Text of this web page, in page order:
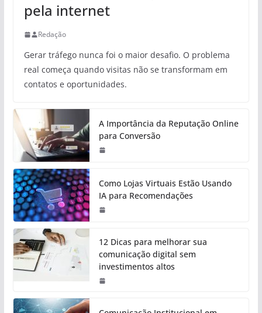
pela internet
Redação
Gerar tráfego nunca foi o maior desafio. O problema
real começa quando visitas não se transformam em
contatos e oportunidades.
A Importância da Reputação Online
para Conversão
Como Lojas Virtuais Estão Usando
IA para Recomendações
12 Dicas para melhorar sua
comunicação digital sem
investimentos altos